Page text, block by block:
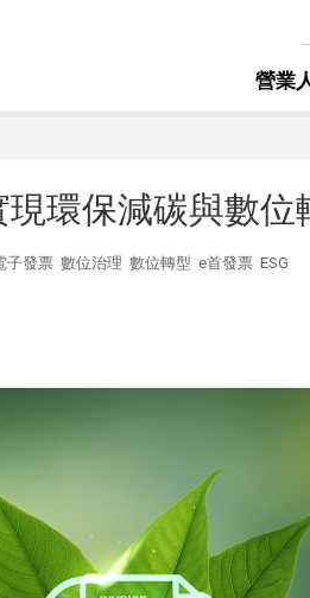
營業
環保減碳與數位
子發票 數位治理 數位轉型 e首發票 ESG